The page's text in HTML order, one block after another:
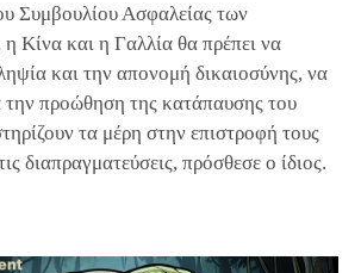
Συμβουλίου Ασφαλείας των
Κίνα και η Γαλλία θα πρέπει να
και την απονομή δικαιοσύνης, να
την προώθηση της κατάπαυσης του
τα μέρη στην επιστροφή τους
διαπραγματεύσεις, πρόσθεσε ο ίδιος.